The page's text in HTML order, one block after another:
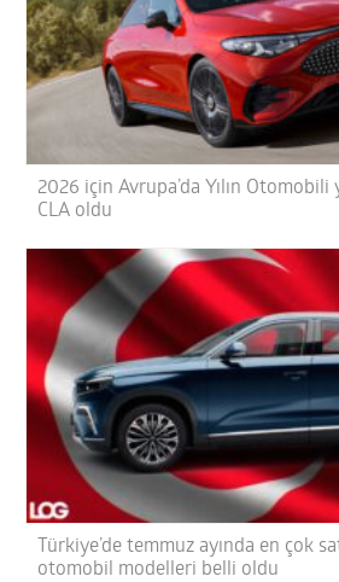
2026 için Avrupa’da Yılın
CLA oldu
Türkiye’de temmuz ayında en çok
otomobil modelleri belli oldu